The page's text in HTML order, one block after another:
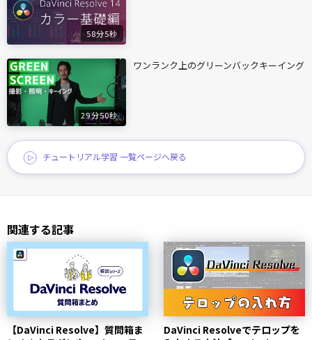
58分5秒
29分50秒
ワンランク上のグリーンバックキーイング
チュートリアル学習 一覧ページへ戻る
関連する記事
【DaVinci Resolve】質問箱ま
DaVinci Resolveでテロップを